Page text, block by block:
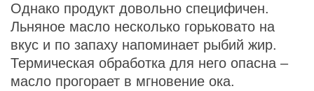
Однако продукт довольно специфичен.
Льняное масло несколько горьковато на
вкус и по запаху напоминает рыбий жир.
Термическая обработка для него опасна –
масло прогорает в мгновение ока.